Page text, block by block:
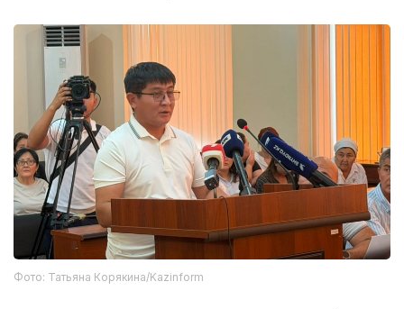
Фото: Татьяна Корякина/Kazinform